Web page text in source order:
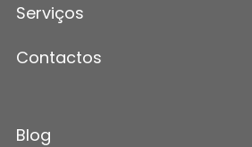
Serviços
Contactos
Blog